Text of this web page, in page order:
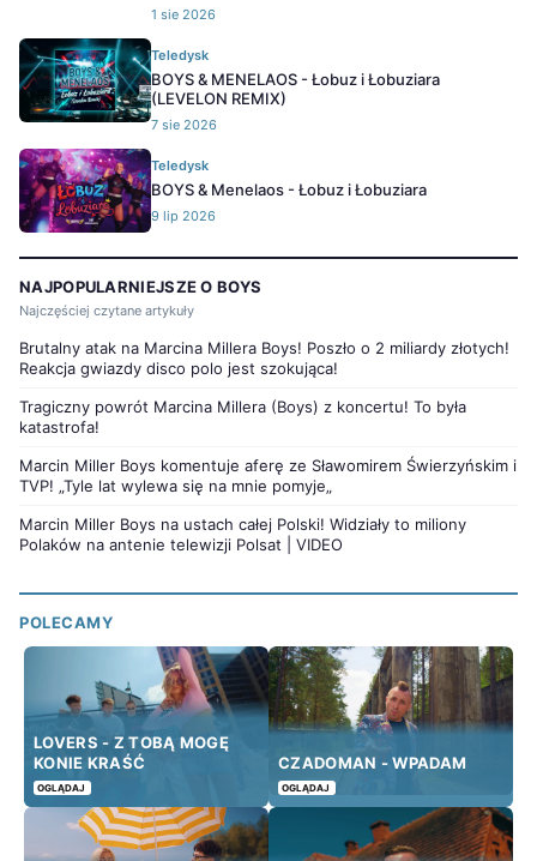
1 sie 2026
Teledysk
BOYS & MENELAOS - Łobuz i Łobuziara
(LEVELON REMIX)
7 sie 2026
Teledysk
BOYS & Menelaos - Łobuz i Łobuziara
9 lip 2026
NAJPOPULARNIEJSZE O BOYS
Najczęściej czytane artykuły
Brutalny atak na Marcina Millera Boys! Poszło o 2 miliardy złotych!
Reakcja gwiazdy disco polo jest szokująca!
Tragiczny powrót Marcina Millera (Boys) z koncertu! To była
katastrofa!
Marcin Miller Boys komentuje aferę ze Sławomirem Świerzyńskim i
TVP! „Tyle lat wylewa się na mnie pomyje„
Marcin Miller Boys na ustach całej Polski! Widziały to miliony
Polaków na antenie telewizji Polsat | VIDEO
POLECAMY
LOVERS - Z TOBĄ MOGĘ
KONIE KRAŚĆ
OGLĄDAJ
CZADOMAN - WPADAM
OGLĄDAJ